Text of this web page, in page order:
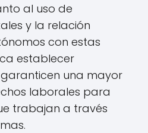
al uso de
y la relación
con estas
establecer
una mayor
laborales para
trabajan a través